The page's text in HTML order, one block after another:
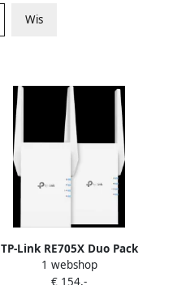
Wis
TP-Link RE705X Duo Pack
1 webshop
€ 154,-